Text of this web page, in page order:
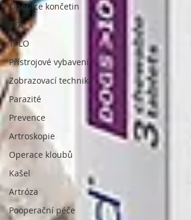
Operace končetin
TTA
TPLO
Přístrojové vybavení
Zobrazovací technika
Parazité
Prevence
Artroskopie
Operace kloubů
Kašel
Artróza
Pooperační péče